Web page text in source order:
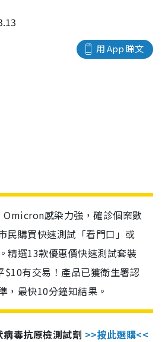
用 App 睇文
Omicron感染力強，確診個案數
民購買快速測試「看門口」或
精選13款優惠價快速測試套裝
$10有交易！產品已獲衛生署認
，最快10分鐘知結果。
病毒抗原檢測試劑 >>按此選購<<